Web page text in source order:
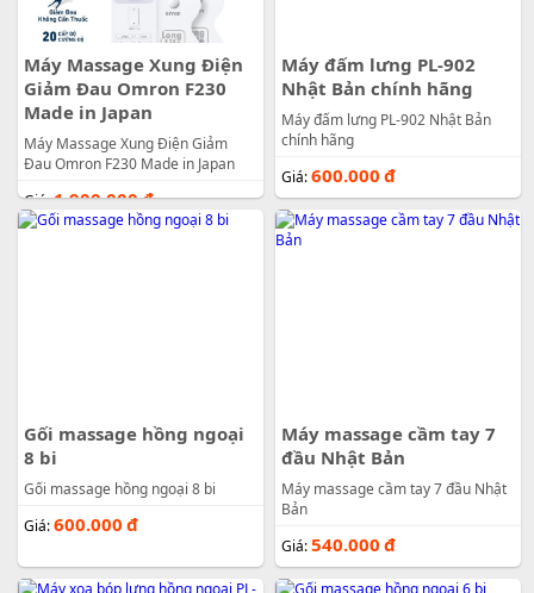
Máy Massage Xung Điện
Giảm Đau Omron F230
Made in Japan
Máy Massage Xung Điện Giảm
Đau Omron F230 Made in Japan
Giá:1.900.000đ
Máy đấm lưng PL-902
Nhật Bản chính hãng
Máy đấm lưng PL-902 Nhật Bản
chính hãng
Giá:600.000 đ
Gối massage hồng ngoại
8 bi
Gối massage hồng ngoại 8 bi
Giá:600.000 đ
Máy massage cầm tay 7
đầu Nhật Bản
Máy massage cầm tay 7 đầu Nhật
Bản
Giá:540.000 đ